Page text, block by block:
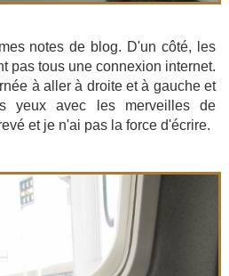
notes de blog. D'un côté, les
pas tous une connexion internet.
à aller à droite et à gauche et
yeux avec les merveilles de
et je n'ai pas la force d'écrire.